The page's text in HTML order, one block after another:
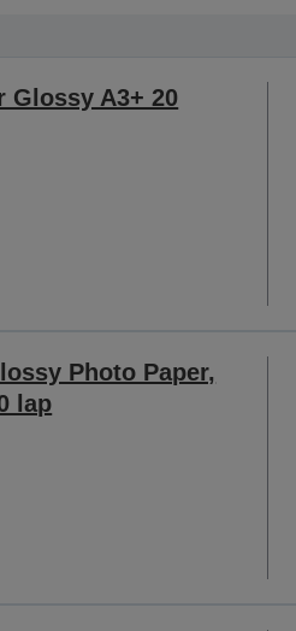
Glossy A3+ 20
Photo Paper,
lap